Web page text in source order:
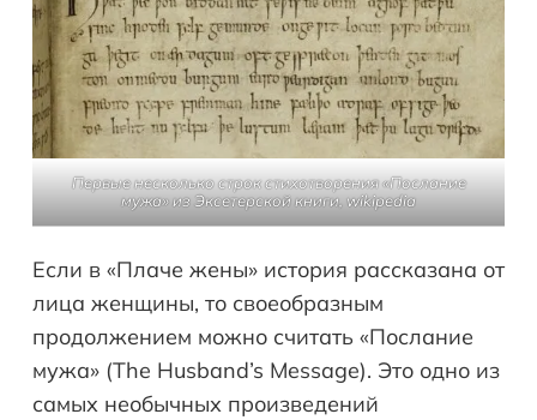
Первые несколько строк стихотворения «Послание
мужа» из Эксетерской книги, wikipedia
Если в «Плаче жены» история рассказана от
лица женщины, то своеобразным
продолжением можно считать «Послание
мужа» (The Husband’s Message). Это одно из
самых необычных произведений